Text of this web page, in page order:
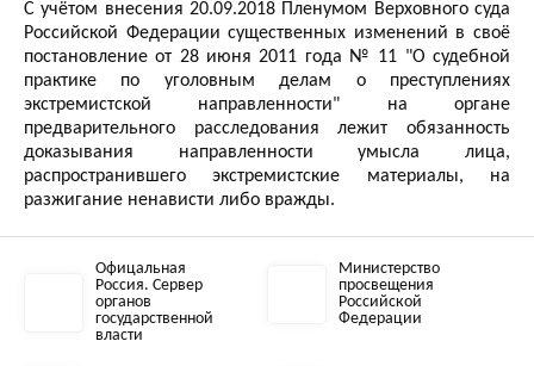
С учётом внесения 20.09.2018 Пленумом Верховного суда
Российской Федерации существенных изменений в своё
постановление от 28 июня 2011 года № 11 "О судебной
практике по уголовным делам о преступлениях
экстремистской направленности" на органе
предварительного расследования лежит обязанность
доказывания направленности умысла лица,
распространившего экстремистские материалы, на
разжигание ненависти либо вражды.
Офицальная
Россия. Сервер
органов
государственной
власти
Министерство
просвещения
Российской
Федерации